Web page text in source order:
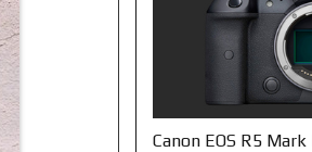
Canon EOS R5